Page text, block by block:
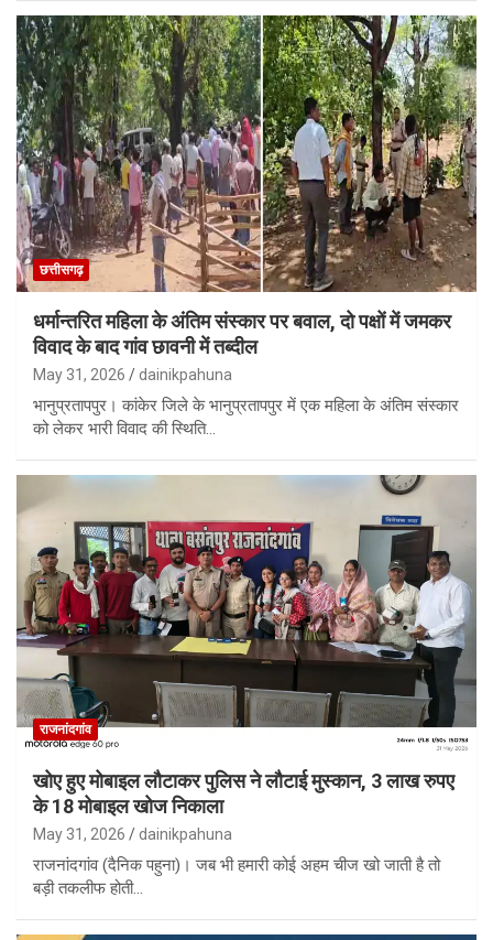
छत्तीसगढ़
धर्मान्तरित महिला के अंतिम संस्कार पर बवाल, दो पक्षों में जमकर
विवाद के बाद गांव छावनी में तब्दील
May 31, 2026 dainikpahuna
भानुप्रतापपुर। कांकेर जिले के भानुप्रतापपुर में एक महिला के अंतिम संस्कार
को लेकर भारी विवाद की स्थिति…
राजनांदगांव
खोए हुए मोबाइल लौटाकर पुलिस ने लौटाई मुस्कान, 3 लाख रुपए
के 18 मोबाइल खोज निकाला
May 31, 2026 dainikpahuna
राजनांदगांव (दैनिक पहुना)। जब भी हमारी कोई अहम चीज खो जाती है तो
बड़ी तकलीफ होती…